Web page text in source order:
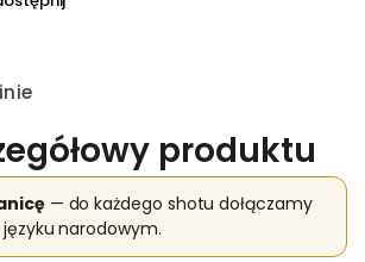
produktu
— do każdego shotu dołączamy
narodowym.